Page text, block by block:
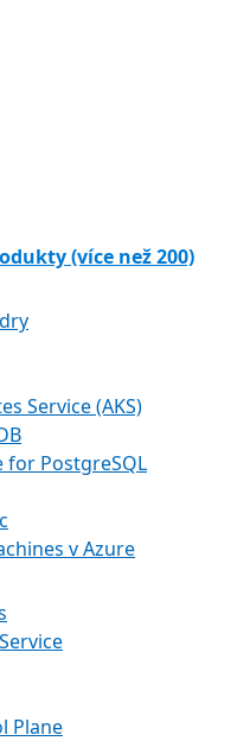
(více než 200)
Service (AKS)
for PostgreSQL
v Azure
Plane